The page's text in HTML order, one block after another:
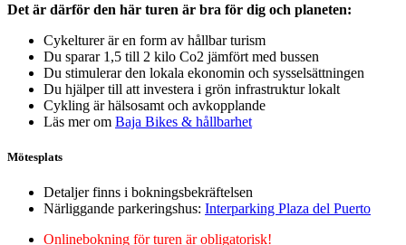
Det är därför den här turen är bra för dig och planeten:
Cykelturer är en form av hållbar turism
Du sparar 1,5 till 2 kilo Co2 jämfört med bussen
Du stimulerar den lokala ekonomin och sysselsättningen
Du hjälper till att investera i grön infrastruktur lokalt
Cykling är hälsosamt och avkopplande
Läs mer om Baja Bikes & hållbarhet
Mötesplats
Detaljer finns i bokningsbekräftelsen
Närliggande parkeringshus: Interparking Plaza del Puerto
Onlinebokning för turen är obligatorisk!